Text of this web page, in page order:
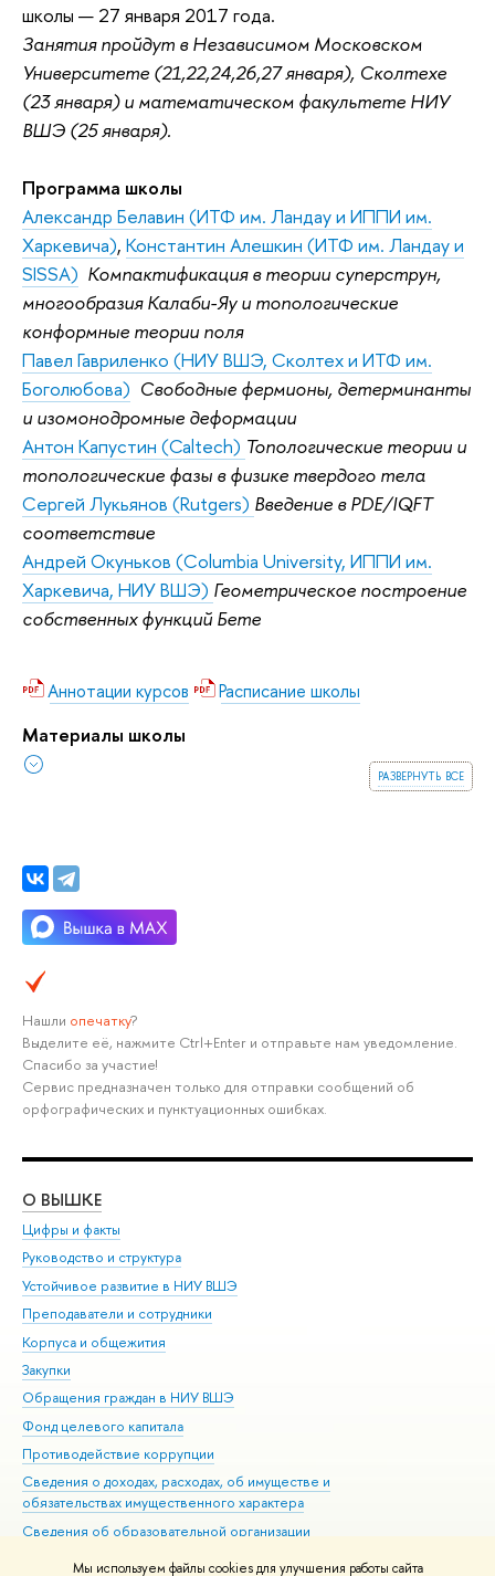
Мы используем файлы cookies для улучшения работы сайта
школы — 27 января 2017 года.
Занятия пройдут в Независимом Московском
Университете (21,22,24,26,27 января), Сколтехе
(23 января) и математическом факультете НИУ
ВШЭ (25 января).
Программа школы
Александр Белавин (ИТФ им. Ландау и ИППИ им.
Харкевича), Константин Алешкин (ИТФ им. Ландау и
SISSA) Компактификация в теории суперструн,
многообразия Калаби-Яу и топологические
конформные теории поля
Павел Гавриленко (НИУ ВШЭ, Сколтех и ИТФ им.
Боголюбова) Свободные фермионы, детерминанты
и изомонодромные деформации
Антон Капустин (Caltech) Топологические теории и
топологические фазы в физике твердого тела
Сергей Лукьянов (Rutgers) Введение в PDE/IQFT
соответствие
Андрей Окуньков (Columbia University, ИППИ им.
Харкевича, НИУ ВШЭ) Геометрическое построение
собственных функций Бете
Аннотации курсов Расписание школы
Материалы школы
развернуть все
Нашли опечатку?
Выделите её, нажмите Ctrl+Enter и отправьте нам уведомление.
Спасибо за участие!
Сервис предназначен только для отправки сообщений об
орфографических и пунктуационных ошибках.
О ВЫШКЕ
Цифры и факты
Руководство и структура
Устойчивое развитие в НИУ ВШЭ
Преподаватели и сотрудники
Корпуса и общежития
Закупки
Обращения граждан в НИУ ВШЭ
Фонд целевого капитала
Противодействие коррупции
Сведения о доходах, расходах, об имуществе и
обязательствах имущественного характера
Сведения об образовательной организации
Людям с ограниченными возможностями здоровья